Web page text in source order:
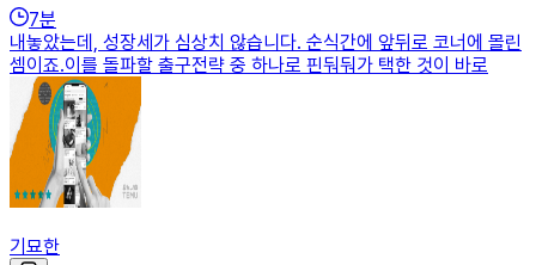
7분
내놓았는데, 성장세가 심상치 않습니다. 순식간에 앞뒤로 코너에 몰린
셈이죠.​​이를 돌파할 출구전략 중 하나로 핀둬둬가 택한 것이 바로
기묘한